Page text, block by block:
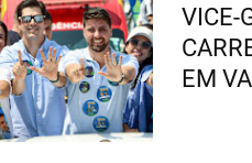
VICE-
EM